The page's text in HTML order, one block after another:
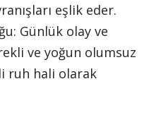
eşlik eder.
Günlük olay ve
ve yoğun olumsuz
ruh hali olarak